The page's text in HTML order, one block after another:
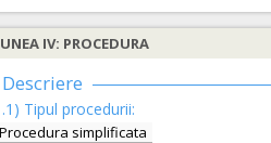
IV: PROCEDURA
Tipul procedurii:
Procedura simplificata